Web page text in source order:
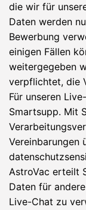
die wir für
Daten werden
Bewerbung
einigen Fällen
weitergegeben
verpflichtet, die
Für unseren
Smartsupp. Mit
Vereinbarungen
AstroVac erteilt
Daten für
Live-Chat zu